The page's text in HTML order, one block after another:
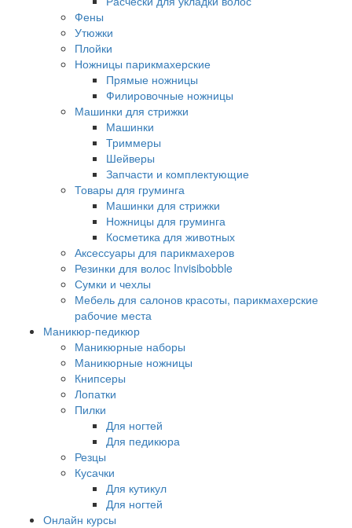
Фены
Утюжки
Плойки
Ножницы парикмахерские
Прямые ножницы
Филировочные ножницы
Машинки для стрижки
Машинки
Триммеры
Шейверы
Запчасти и комплектующие
Товары для груминга
Машинки для стрижки
Ножницы для груминга
Косметика для животных
Аксессуары для парикмахеров
Резинки для волос Invisibobble
Сумки и чехлы
Мебель для салонов красоты, парикмахерские
рабочие места
Маникюр-педикюр
Маникюрные наборы
Маникюрные ножницы
Книпсеры
Лопатки
Пилки
Для ногтей
Для педикюра
Резцы
Кусачки
Для кутикул
Для ногтей
Онлайн курсы